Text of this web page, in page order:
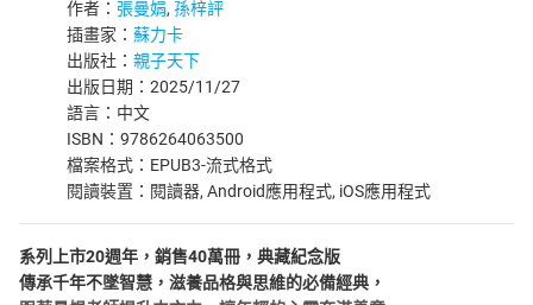
作者： 張曼娟, 孫梓評
插畫家： 蘇力卡
出版社： 親子天下
出版日期：2025/11/27
語言：中文
ISBN：9786264063500
檔案格式：EPUB3-流式格式
閱讀裝置：閱讀器, Android應用程式, iOS應用程式
系列上市20週年，銷售40萬冊，典藏紀念版
傳承千年不墜智慧，滋養品格與思維的必備經典，